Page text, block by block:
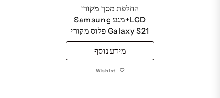
החלפת מסך מקורי
LCD+מגע Samsung
Galaxy S21 פלוס מקורי
מידע נוסף
Wishlist